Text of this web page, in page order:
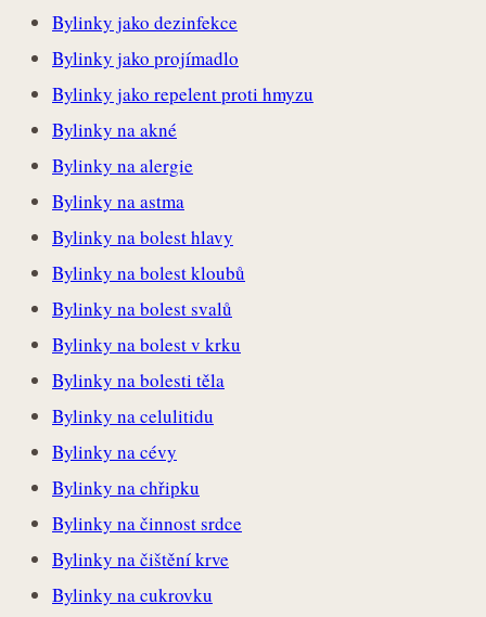
Bylinky jako dezinfekce
Bylinky jako projímadlo
Bylinky jako repelent proti hmyzu
Bylinky na akné
Bylinky na alergie
Bylinky na astma
Bylinky na bolest hlavy
Bylinky na bolest kloubů
Bylinky na bolest svalů
Bylinky na bolest v krku
Bylinky na bolesti těla
Bylinky na celulitidu
Bylinky na cévy
Bylinky na chřipku
Bylinky na činnost srdce
Bylinky na čištění krve
Bylinky na cukrovku